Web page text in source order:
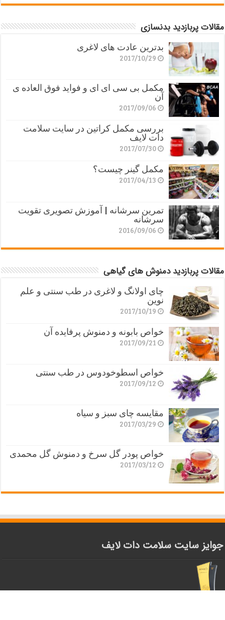
مقالات پربازدید بدنسازی
بدترین عادت های لاغری
2017/10/29
مکمل بی سی ای ای و فواید فوق العاده ی
آن
2017/09/06
بررسی مکمل کراتین در سایت سلامت
دات لایف
2017/07/30
مکمل گینر چیست؟
2017/04/13
تمرین سرشانه | آموزش تصویری تقویت
سرشانه
2016/09/06
مقالات پربازدید دمنوش های گیاهی
چای اولانگ و لاغری در طب سنتی و علم
نوین
2017/10/19
خواص بابونه و دمنوش پرفایده آن
2017/09/21
خواص اسطوخودوس در طب سنتی
2017/09/12
مقایسه چای سبز و سیاه
2017/03/29
خواص پودر گل سرخ و دمنوش گل محمدی
2017/03/12
جوایز سایت سلامت دات لایف